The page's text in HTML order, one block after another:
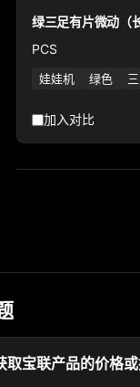
绿三足有片微动（
PCS
娃娃机 绿色
加入对比
取宝联产品的价格